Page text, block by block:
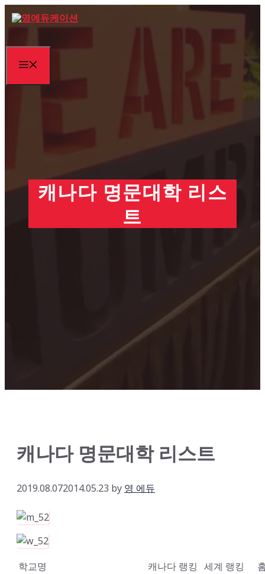
Skip
캐나다 명문대학 리스
트
캐나다 명문대학 리스트
2019.08.072014.05.23 by 영 에듀
학교명 캐나다 랭킹 세계 랭킹